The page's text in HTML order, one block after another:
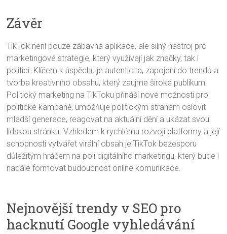
Závěr
TikTok není pouze zábavná aplikace, ale silný nástroj pro
marketingové strategie, který využívají jak značky, tak i
politici. Klíčem k úspěchu je autenticita, zapojení do trendů a
tvorba kreativního obsahu, který zaujme široké publikum.
Politický marketing na TikToku přináší nové možnosti pro
politické kampaně, umožňuje politickým stranám oslovit
mladší generace, reagovat na aktuální dění a ukázat svou
lidskou stránku. Vzhledem k rychlému rozvoji platformy a její
schopnosti vytvářet virální obsah je TikTok bezesporu
důležitým hráčem na poli digitálního marketingu, který bude i
nadále formovat budoucnost online komunikace.
Nejnovější trendy v SEO pro
hacknutí Google vyhledávání